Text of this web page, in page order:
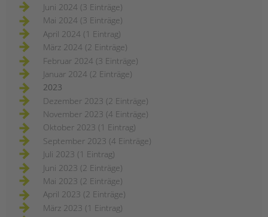
Juni 2024 (3 Einträge)
Mai 2024 (3 Einträge)
April 2024 (1 Eintrag)
März 2024 (2 Einträge)
Februar 2024 (3 Einträge)
Januar 2024 (2 Einträge)
2023
Dezember 2023 (2 Einträge)
November 2023 (4 Einträge)
Oktober 2023 (1 Eintrag)
September 2023 (4 Einträge)
Juli 2023 (1 Eintrag)
Juni 2023 (2 Einträge)
Mai 2023 (2 Einträge)
April 2023 (2 Einträge)
März 2023 (1 Eintrag)